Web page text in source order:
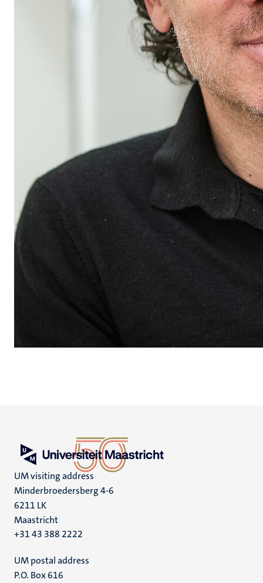
UM visiting address
Minderbroedersberg 4-6
6211 LK
Maastricht
+31 43 388 2222
UM postal address
P.O. Box 616